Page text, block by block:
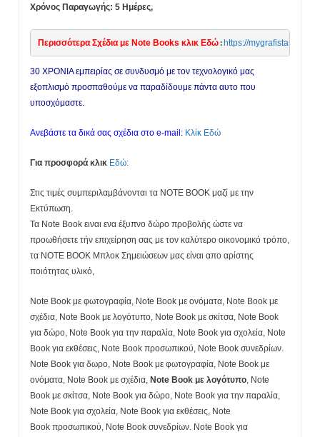
Χρόνος Παραγωγής: 5 Ημέρες,
Περισσότερα Σχέδια με Note Books κλικ Εδώ:https://mygrafistas.com/
30 ΧΡΟΝΙΑ εμπειρίας σε συνδυσμό με τον τεχνολογικό μας
εξοπλισμό προσπαθούμε να παραδίδουμε πάντα αυτο που
υποσχόμαστε.
Ανεβάστε τα δικά σας σχέδια στο e-mail: Κλίκ Εδώ
Για προσφορά κλικ Εδώ:
Στις τιμές συμπεριλαμβάνονται τα NOTE BOOK μαζί με την
Εκτύπωση.
Τα Note Book ειναι ενα έξυπνο δώρο προβολής ώστε να
προωθήσετε τήν επιχείρηση σας με τον καλύτερο οικονομικό τρόπο,
τα NOTE BOOK Μπλοκ Σημειώσεων μας είναι απο αρίστης
ποιότητας υλικό,
Note Book με φωτογραφία, Note Book με ονόματα, Note Book με
σχέδια, Note Book με λογότυπο, Note Book με σκίτσα, Note Book
για δώρο, Note Book για την παραλία, Note Book για σχολεία, Note
Book για εκθέσεις, Note Book προσωπικού, Note Book συνεδρίων.
Note Book για δωρο, Note Book με φωτογραφία, Note Book με
ονόματα, Note Book με σχέδια, Note Book με λογότυπο, Note
Book με σκίτσα, Note Book για δώρο, Note Book για την παραλία,
Note Book για σχολεία, Note Book για εκθέσεις, Note
Book προσωπικού, Note Book συνεδρίων. Note Book για